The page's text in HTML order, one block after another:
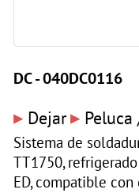
DC - 040DC0116
▸ Dejar▸ Peluca
Sistema de
TT1750,
ED, compatible con